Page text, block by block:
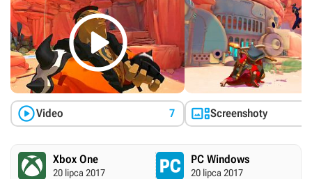

Video 7 Screenshoty
Xbox One
20 lipca 2017
PC Windows
20 lipca 2017